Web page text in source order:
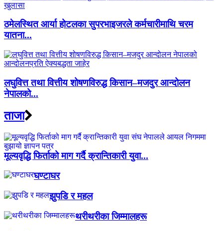
ठमेलस्थित आर्या होटलका सुपरभाइजरले कर्मचारीमाथि चरम
यातना...
लघुवित्त तथा वित्तीय शोषणविरुद्ध किसान–मजदुर आन्दोलन
नेपालको...
ताजा
मूल्यवृद्धि फिर्ताको माग गर्दै क्रान्तिकारी युवा...
घण्टाघर
झुपडि र महल
थरीथरीका जिम्मालहरू